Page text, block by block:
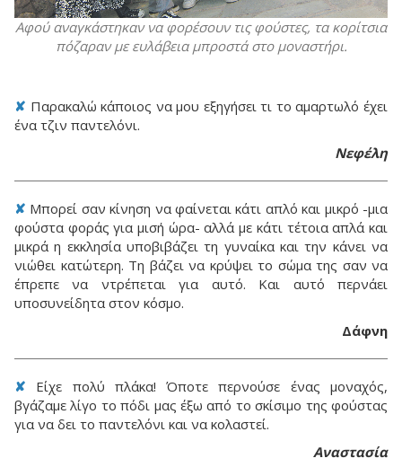
Αφού αναγκάστηκαν να φορέσουν τις φούστες, τα κορίτσια
πόζαραν με ευλάβεια μπροστά στο μοναστήρι.
✘ Παρακαλώ κάποιος να μου εξηγήσει τι το αμαρτωλό έχει
ένα τζιν παντελόνι.
Νεφέλη
✘ Μπορεί σαν κίνηση να φαίνεται κάτι απλό και μικρό -μια
φούστα φοράς για μισή ώρα- αλλά με κάτι τέτοια απλά και
μικρά η εκκλησία υποβιβάζει τη γυναίκα και την κάνει να
νιώθει κατώτερη. Τη βάζει να κρύψει το σώμα της σαν να
έπρεπε να ντρέπεται για αυτό. Και αυτό περνάει
υποσυνείδητα στον κόσμο.
Δάφνη
✘ Είχε πολύ πλάκα! Όποτε περνούσε ένας μοναχός,
βγάζαμε λίγο το πόδι μας έξω από το σκίσιμο της φούστας
για να δει το παντελόνι και να κολαστεί.
Αναστασία